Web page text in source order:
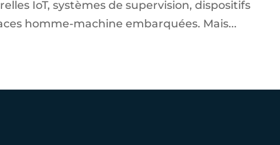
IoT, systèmes de supervision, dispositifs
homme-machine embarquées. Mais...